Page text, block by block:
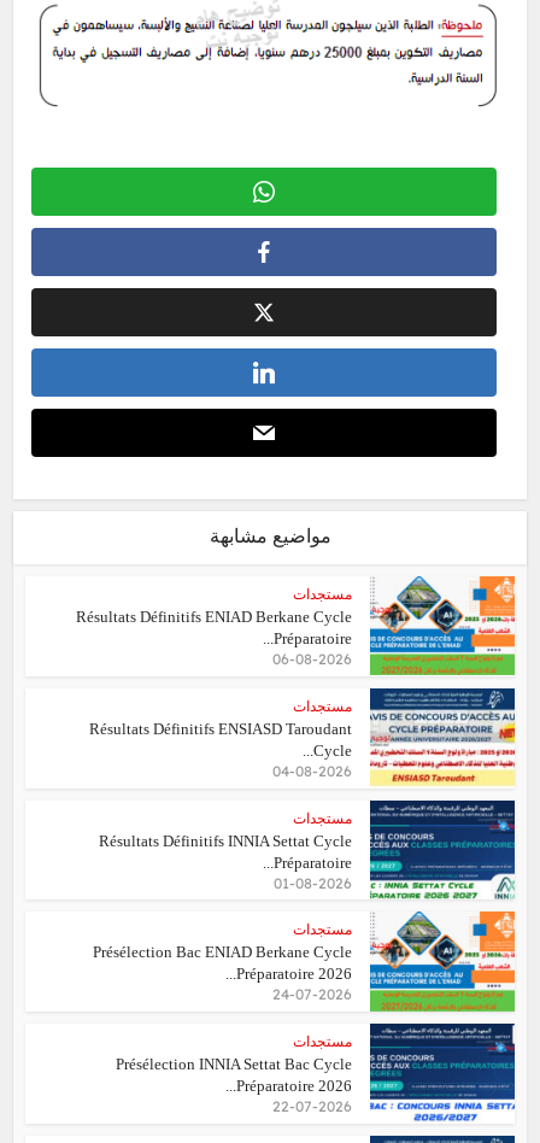
مواضيع مشابهة
مستجدات
Résultats Définitifs ENIAD Berkane Cycle
Préparatoire...
06-08-2026
مستجدات
Résultats Définitifs ENSIASD Taroudant
Cycle...
04-08-2026
مستجدات
Résultats Définitifs INNIA Settat Cycle
Préparatoire...
01-08-2026
مستجدات
Présélection Bac ENIAD Berkane Cycle
Préparatoire 2026...
24-07-2026
مستجدات
Présélection INNIA Settat Bac Cycle
Préparatoire 2026...
22-07-2026